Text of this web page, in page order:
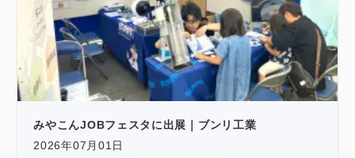
みやこんJOBフェスタに出展｜ブンリ工業
2026年07月01日